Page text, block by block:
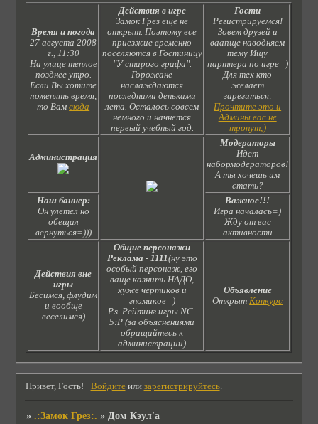
Время и погода
27 августа 2008
г., 11:30
На улице теплое
позднее утро.
Если Вы хотите
поменять время,
то Вамсюда
Действия в игре
Замок Грез еще не
открыт. Поэтому все
приезжие временно
поселяются в Гостиницу
"У старого графа".
Горожане
наслаждаются
последними деньками
лета. Осталось совсем
немного и начнется
первый учебный год.
Гости
Регистрируемся!
Зовем друзей и
ваапще наводняем
тему Ищу
партнера по игре=)
Для тех кто
желает
зарегиться:
Прочтите это и
Админы вас не
тронут;)
Администрация
Модераторы
Идет
набормодераторов!
А ты хочешь им
стать?
Наш баннер:
Он улетел но
обещал
вернуться=)))
Важное!!!
Игра началась=)
Жду от вас
активности
Действия вне
игры
Бесимся, флудим
и вообще
веселимся)
Общие персонажи
Реклама - 1111(ну это
особый персонаж, его
ваще казнить НАДО,
хуже чертиков и
гномиков=)
P.s. Рейтинг игры NC-
5:Р (за объяснениями
обращайтесь к
администрации)
Объявление
ОткрытКонкурс
Привет, Гость! Войдитеили зарегистрируйтесь.
».:Замок Грез:. » Дом Кэул'а